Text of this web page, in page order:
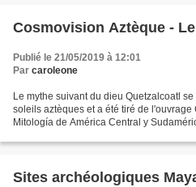
Cosmovision Aztèque -
Publié le 21/05/2019 à 12:01
Par caroleone
Le mythe suivant du dieu Quetzalcoatl
soleils aztèques et a été tiré de
Mitología de América Central y
Sites archéologiques